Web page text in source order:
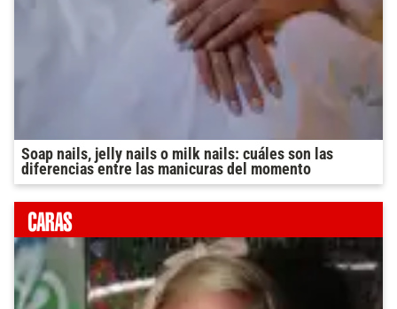
Soap nails, jelly nails o milk nails: cuáles son las
diferencias entre las manicuras del momento